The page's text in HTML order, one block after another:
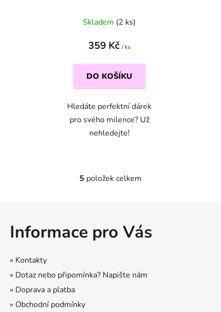
Skladem (2 ks)
359 Kč / ks
DO KOŠÍKU
Hledáte perfektní dárek
pro svého milence? Už
nehledejte!
O
d
a
r
5 položek celkem
Informace pro Vás
» Kontakty
» Dotaz nebo připomínka? Napište nám
» Doprava a platba
» Obchodní podmínky